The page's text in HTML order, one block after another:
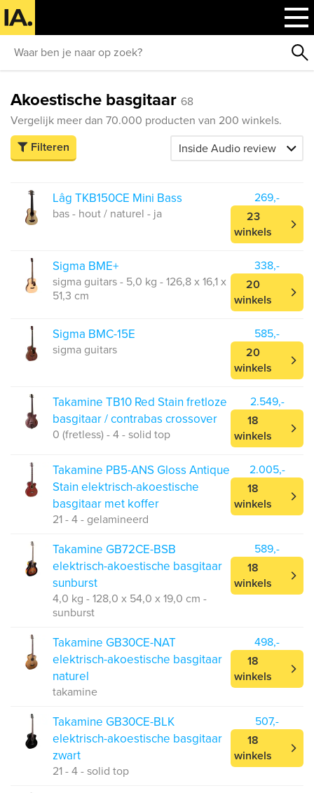
Akoestische basgitaar 68
Vergelijk meer dan 70.000 producten van 200 winkels.
Filteren
Lâg TKB150CE Mini Bass
bas - hout / naturel - ja
269,-
23
winkels
Sigma BME+
sigma guitars - 5,0 kg - 126,8 x 16,1 x
51,3 cm
338,-
20
winkels
Sigma BMC-15E
sigma guitars
585,-
20
winkels
Takamine TB10 Red Stain fretloze
basgitaar / contrabas crossover
0 (fretless) - 4 - solid top
2.549,-
18
winkels
Takamine PB5-ANS Gloss Antique
Stain elektrisch-akoestische
basgitaar met koffer
21 - 4 - gelamineerd
2.005,-
18
winkels
Takamine GB72CE-BSB
elektrisch-akoestische basgitaar
sunburst
4,0 kg - 128,0 x 54,0 x 19,0 cm -
sunburst
589,-
18
winkels
Takamine GB30CE-NAT
elektrisch-akoestische basgitaar
naturel
takamine
498,-
18
winkels
Takamine GB30CE-BLK
elektrisch-akoestische basgitaar
zwart
21 - 4 - solid top
507,-
18
winkels